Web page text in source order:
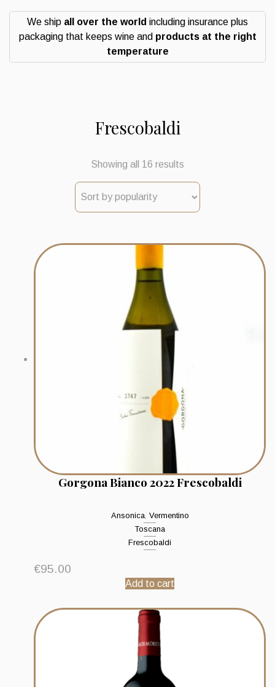
We ship all over the world including insurance plus
packaging that keeps wine and products at the right
temperature
Frescobaldi
Showing all 16 results
popularity
Gorgona Bianco 2022 Frescobaldi
Ansonica, Vermentino
Toscana
Frescobaldi
€95.00
Add to cart